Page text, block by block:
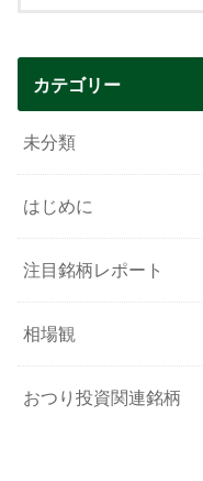
カテゴリー
未分類
はじめに
注目銘柄レポート
相場観
おつり投資関連銘柄